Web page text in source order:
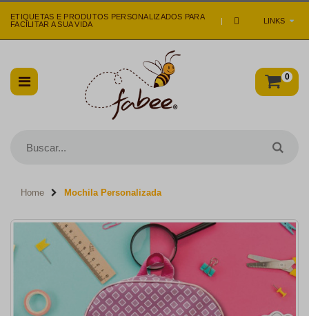
LINKS
ETIQUETAS E PRODUTOS PERSONALIZADOS PARA
FACILITAR A SUA VIDA
|
0
Home Mochila Personalizada